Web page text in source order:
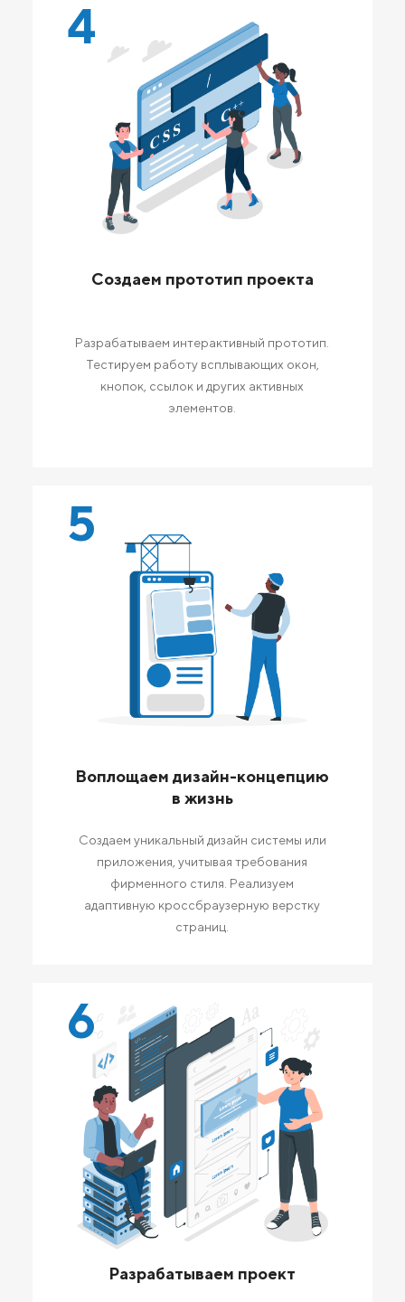
4
Создаем прототип проекта
Разрабатываем интерактивный прототип.
Тестируем работу всплывающих окон,
кнопок, ссылок и других активных
элементов.
5
Воплощаем дизайн-концепцию
в жизнь
Создаем уникальный дизайн системы или
приложения, учитывая требования
фирменного стиля. Реализуем
адаптивную кроссбраузерную верстку
страниц.
6
Разрабатываем проект